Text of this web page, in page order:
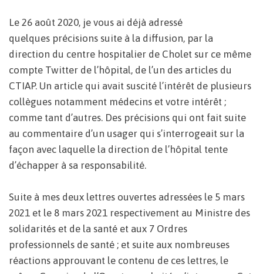
Le 26 août 2020, je vous ai déjà adressé
quelques précisions suite à la diffusion, par la
direction du centre hospitalier de Cholet sur ce même
compte Twitter de l’hôpital, de l’un des articles du
CTIAP. Un article qui avait suscité l’intérêt de plusieurs
collègues notamment médecins et votre intérêt ;
comme tant d’autres. Des précisions qui ont fait suite
au commentaire d’un usager qui s’interrogeait sur la
façon avec laquelle la direction de l’hôpital tente
d’échapper à sa responsabilité.
Suite à mes deux lettres ouvertes adressées le 5 mars
2021 et le 8 mars 2021 respectivement au Ministre des
solidarités et de la santé et aux 7 Ordres
professionnels de santé ; et suite aux nombreuses
réactions approuvant le contenu de ces lettres, le